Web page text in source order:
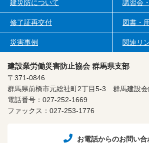
建災防について 講習会
修了証再交付 図書・
災害事例 関連リ
建設業労働災害防止協会 群馬県支部
〒371-0846
群馬県前橋市元総社町2丁目5-3 群馬建設
電話番号：027-252-1669
ファックス：027-253-1776
お電話からのお問い合